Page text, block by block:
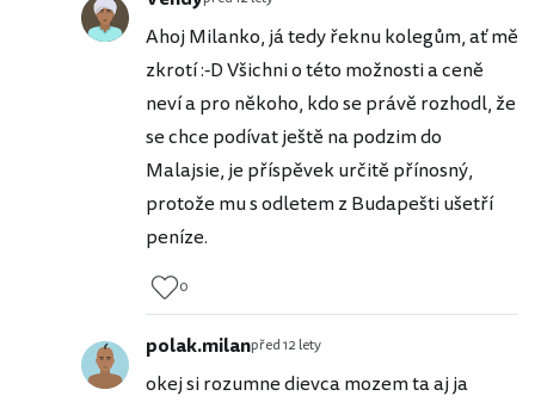
Ahoj Milanko, já tedy řeknu kolegům, ať mě
zkrotí :-D Všichni o této možnosti a ceně
neví a pro někoho, kdo se právě rozhodl, že
se chce podívat ještě na podzim do
Malajsie, je příspěvek určitě přínosný,
protože mu s odletem z Budapešti ušetří
peníze.
0
polak.milanpřed 12 lety
okej si rozumne dievca mozem ta aj ja